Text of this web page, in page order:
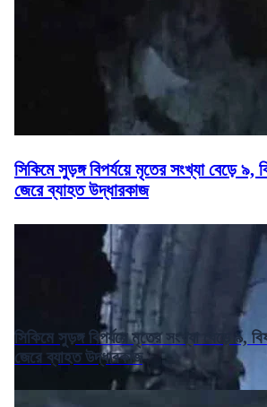
সিকিমে সুড়ঙ্গ বিপর্যয়ে মৃতের সংখ্যা বেড়ে ৯,
জেরে ব্যাহত উদ্ধারকাজ
সিকিমে সুড়ঙ্গ বিপর্যয়ে মৃতের সংখ্যা বেড়ে ৯,
জেরে ব্যাহত উদ্ধারকাজ